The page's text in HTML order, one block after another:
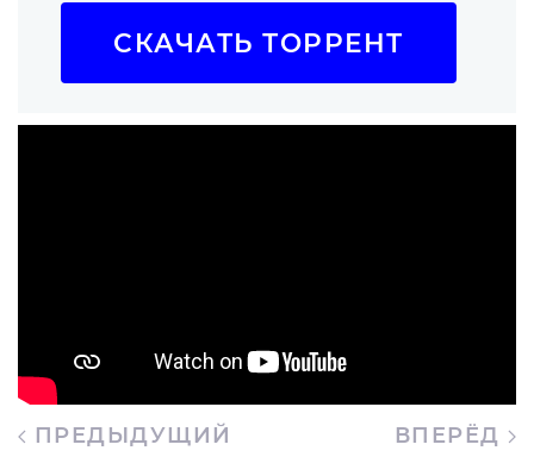
СКАЧАТЬ ТОРРЕНТ
ПРЕДЫДУЩИЙ ВПЕРЁД